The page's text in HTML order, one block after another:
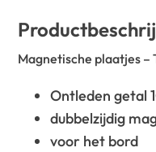
Magnetische plaatjes –
Ontleden getal
dubbelzijdig
voor het bord